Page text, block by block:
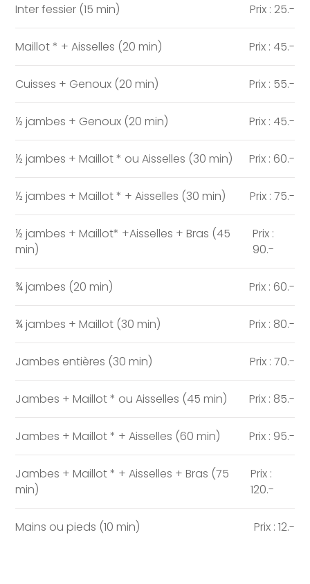
Inter fessier (15 min) Prix : 25.-
Maillot * + Aisselles (20 min) Prix : 45.-
Cuisses + Genoux (20 min) Prix : 55.-
½ jambes + Genoux (20 min) Prix : 45.-
½ jambes + Maillot * ou Aisselles (30 min) Prix : 60.-
½ jambes + Maillot * + Aisselles (30 min) Prix : 75.-
½ jambes + Maillot* +Aisselles + Bras (45
min)
Prix :
90.-
¾ jambes (20 min) Prix : 60.-
¾ jambes + Maillot (30 min) Prix : 80.-
Jambes entières (30 min) Prix : 70.-
Jambes + Maillot * ou Aisselles (45 min) Prix : 85.-
Jambes + Maillot * + Aisselles (60 min) Prix : 95.-
Jambes + Maillot * + Aisselles + Bras (75
min)
Prix :
120.-
Mains ou pieds (10 min) Prix : 12.-